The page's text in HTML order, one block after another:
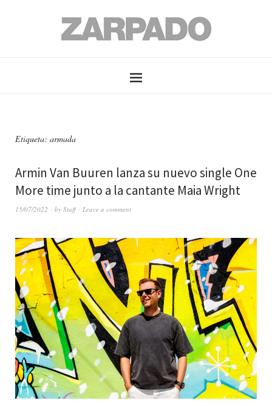
Etiqueta: armada
Armin Van Buuren lanza su nuevo single One
More time junto a la cantante Maia Wright
15/07/2022 by Staff Leave a comment